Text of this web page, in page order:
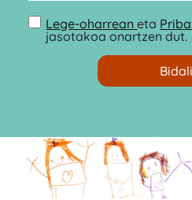
Lege-oharreaneta
jasotakoa onartzen dut.